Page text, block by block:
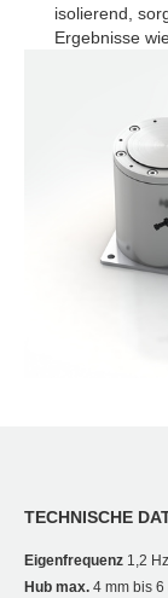
isolierend,
Ergebnisse
TECHNISCHE
Eigenfrequenz 1,2
Hub max. 4 mm bis 6